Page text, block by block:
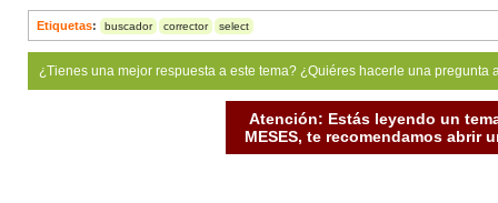
Etiquetas: buscador corrector select
¿Tienes una mejor respuesta a este tema? ¿Quiéres hacerle una
Atención: Estás leyendo un
MESES, te recomendamos abrir